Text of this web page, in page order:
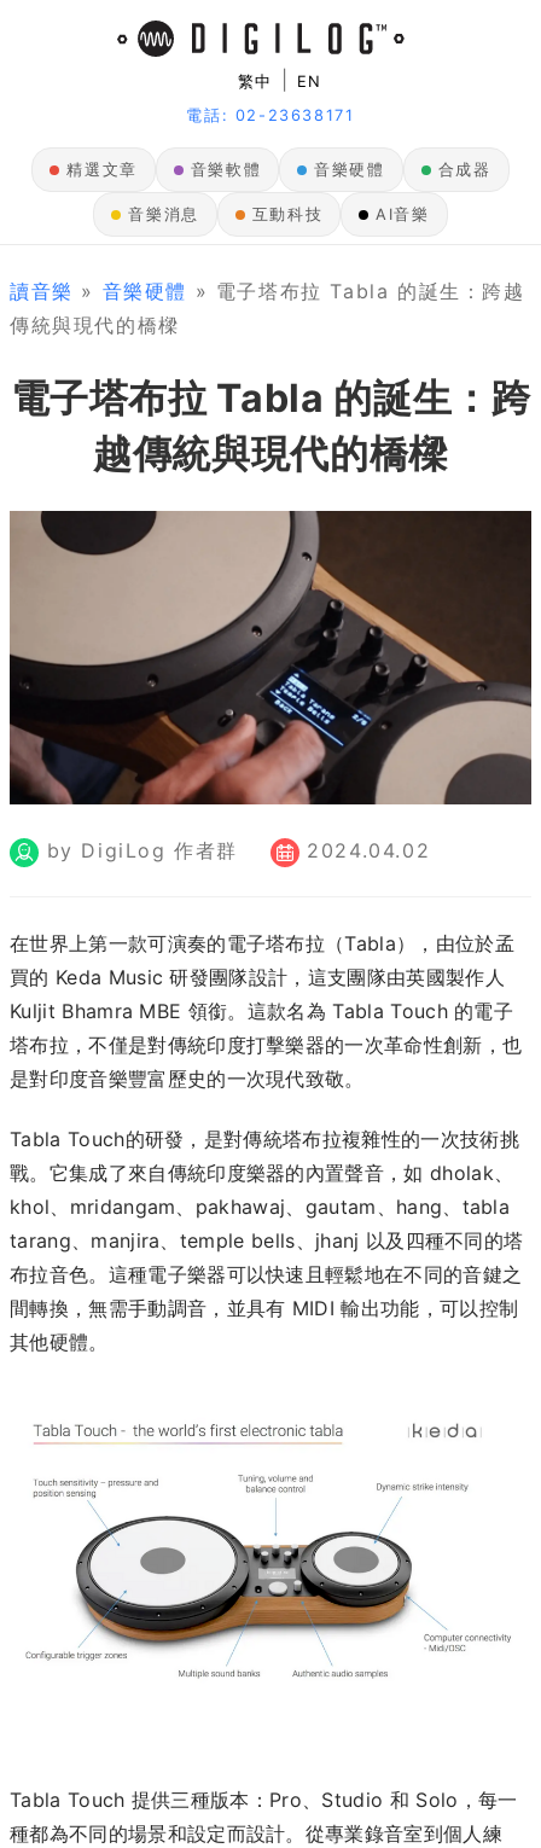
繁中
EN
電話: 02-23638171
精選文章 音樂軟體 音樂硬體 合成器
音樂消息 互動科技 AI音樂
讀音樂 » 音樂硬體 » 電子塔布拉 Tabla 的誕生：跨越
傳統與現代的橋樑
電子塔布拉 Tabla 的誕生：跨
越傳統與現代的橋樑
by DigiLog 作者群 2024.04.02
在世界上第一款可演奏的電子塔布拉（Tabla），由位於孟
買的 Keda Music 研發團隊設計，這支團隊由英國製作人
Kuljit Bhamra MBE 領銜。這款名為 Tabla Touch 的電子
塔布拉，不僅是對傳統印度打擊樂器的一次革命性創新，也
是對印度音樂豐富歷史的一次現代致敬。
Tabla Touch的研發，是對傳統塔布拉複雜性的一次技術挑
戰。它集成了來自傳統印度樂器的內置聲音，如 dholak、
khol、mridangam、pakhawaj、gautam、hang、tabla
tarang、manjira、temple bells、jhanj 以及四種不同的塔
布拉音色。這種電子樂器可以快速且輕鬆地在不同的音鍵之
間轉換，無需手動調音，並具有 MIDI 輸出功能，可以控制
其他硬體。
Tabla Touch 提供三種版本：Pro、Studio 和 Solo，每一
種都為不同的場景和設定而設計。從專業錄音室到個人練